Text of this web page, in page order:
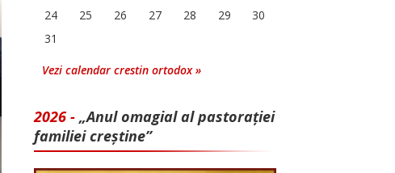
24
25 26 27 28 29
30
31
Vezi calendar crestin ortodox »
2026 - „Anul omagial al pastorației
familiei creștine”